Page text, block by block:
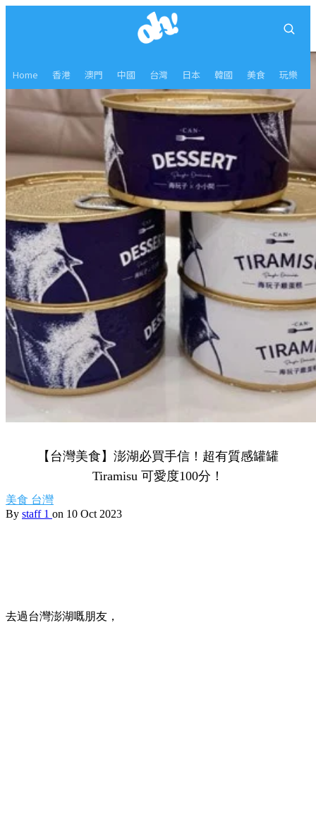
Home 香港 澳門 中國 台灣 日本 韓國 美食 玩樂
【台灣美食】澎湖必買手信！超有質感罐罐
Tiramisu 可愛度100分！
美食 台灣
By staff 1 on 10 Oct 2023
去過台灣澎湖嘅朋友，